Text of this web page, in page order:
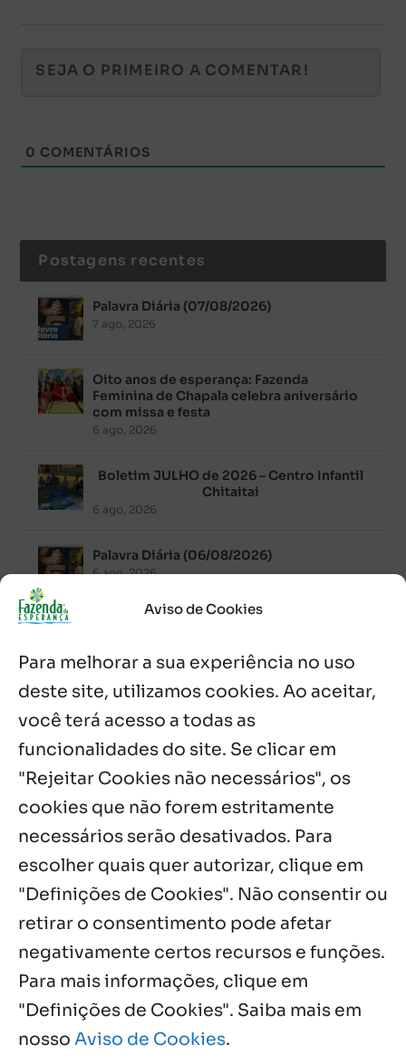
Aviso de Cookies
Para melhorar a sua experiência no uso
deste site, utilizamos cookies. Ao aceitar,
você terá acesso a todas as
funcionalidades do site. Se clicar em
"Rejeitar Cookies não necessários", os
cookies que não forem estritamente
necessários serão desativados. Para
escolher quais quer autorizar, clique em
"Definições de Cookies". Não consentir ou
retirar o consentimento pode afetar
negativamente certos recursos e funções.
Para mais informações, clique em
"Definições de Cookies". Saiba mais em
nosso Aviso de Cookies.
0 COMENTÁRIOS
Postagens recentes
Palavra Diária (07/08/2026)
7 ago, 2026
Oito anos de esperança: Fazenda
Feminina de Chapala celebra aniversário
com missa e festa
6 ago, 2026
Boletim JULHO de 2026 – Centro Infantil
Chitaitai
6 ago, 2026
Palavra Diária (06/08/2026)
6 ago, 2026
de Guadalajara
Fazenda Dom Mário comemora 5 anos
com testemunhos e missa em São
Cristóvão
5 ago, 2026
Notícias por Categoria
Próximos Eventos
Agosto, 2026